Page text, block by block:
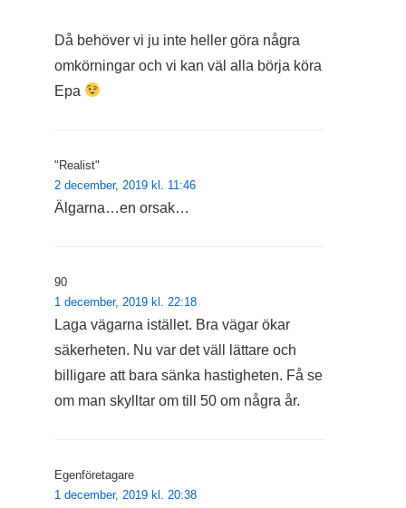
Då behöver vi ju inte heller göra några
omkörningar och vi kan väl alla börja köra
Epa
"Realist"
2 december, 2019 kl. 11:46
Älgarna…en orsak…
90
1 december, 2019 kl. 22:18
Laga vägarna istället. Bra vägar ökar
säkerheten. Nu var det väll lättare och
billigare att bara sänka hastigheten. Få se
om man skylltar om till 50 om några år.
Egenföretagare
1 december, 2019 kl. 20:38